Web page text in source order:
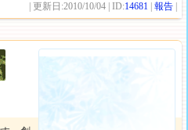
| 更新日:2010/10/04 | ID:14681 |報告